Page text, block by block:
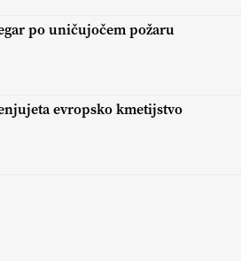
po uničujočem požaru
evropsko kmetijstvo